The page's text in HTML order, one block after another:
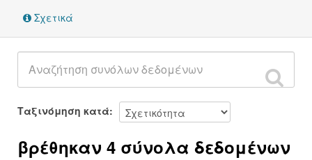
Σχετικά
Ταξινόμηση κατά
βρέθηκαν 4 σύνολα δεδομένων